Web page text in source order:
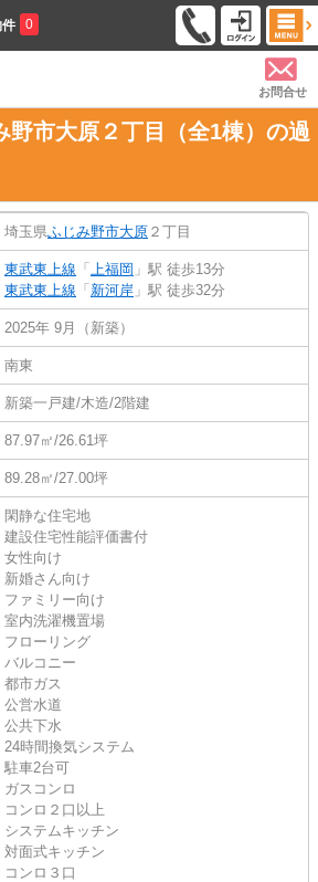
0
お問合せ
野市大原２丁目（全1棟）の過
埼玉県ふじみ野市大原 ２丁目
東武東上線 「 上福岡 」駅 徒歩13分
東武東上線 「 新河岸 」駅 徒歩32分
2025年 9月（新築）
南東
新築一戸建/木造/2階建
87.97㎡/26.61坪
89.28㎡/27.00坪
閑静な住宅地
建設住宅性能評価書付
女性向け
新婚さん向け
ファミリー向け
室内洗濯機置場
フローリング
バルコニー
都市ガス
公営水道
公共下水
24時間換気システム
駐車2台可
ガスコンロ
コンロ２口以上
システムキッチン
対面式キッチン
コンロ３口